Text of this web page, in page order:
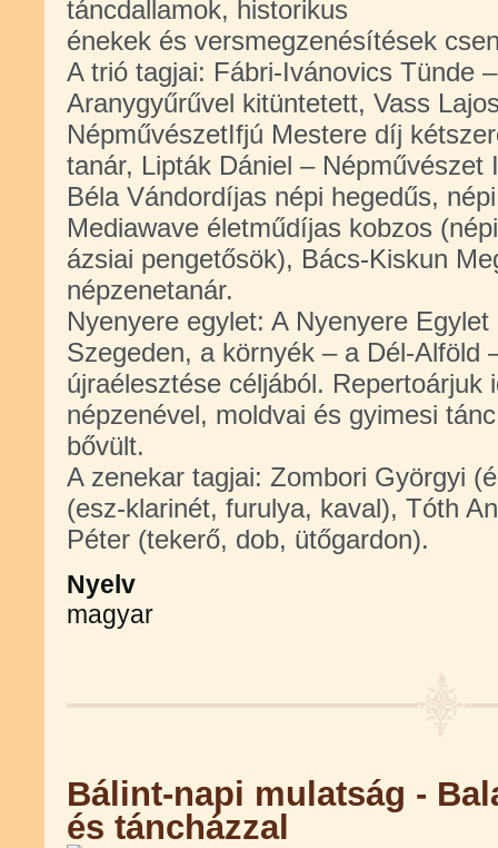
táncdallamok, historikus
énekek és versmegzenésítések
A trió tagjai: Fábri-Ivánovics Tünde
Aranygyűrűvel kitüntetett, Vass
NépművészetIfjú Mestere díj
tanár, Lipták Dániel –
Béla Vándordíjas népi hegedűs,
Mediawave életműdíjas kobzos
ázsiai pengetősök), Bács-Kiskun
népzenetanár.
Nyenyere egylet: A Nyenyere
Szegeden, a környék – a Dél-Alföld
újraélesztése céljából. Repertoárjuk
népzenével, moldvai és gyimesi
bővült.
A zenekar tagjai: Zombori Györgyi
(esz-klarinét, furulya, kaval), Tóth
Péter (tekerő, dob, ütőgardon).
Nyelv
magyar
Bálint-napi mulatság -
és táncházzal